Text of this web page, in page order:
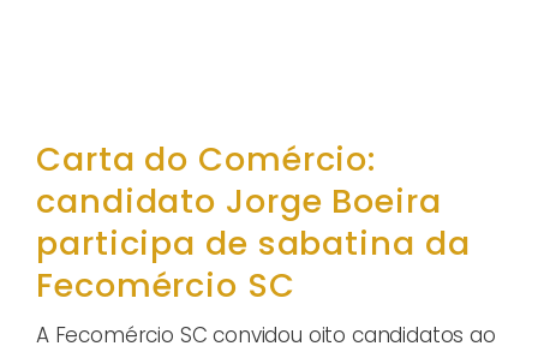
Carta do Comércio:
candidato Jorge Boeira
participa de sabatina da
Fecomércio SC
A Fecomércio SC convidou oito candidatos ao